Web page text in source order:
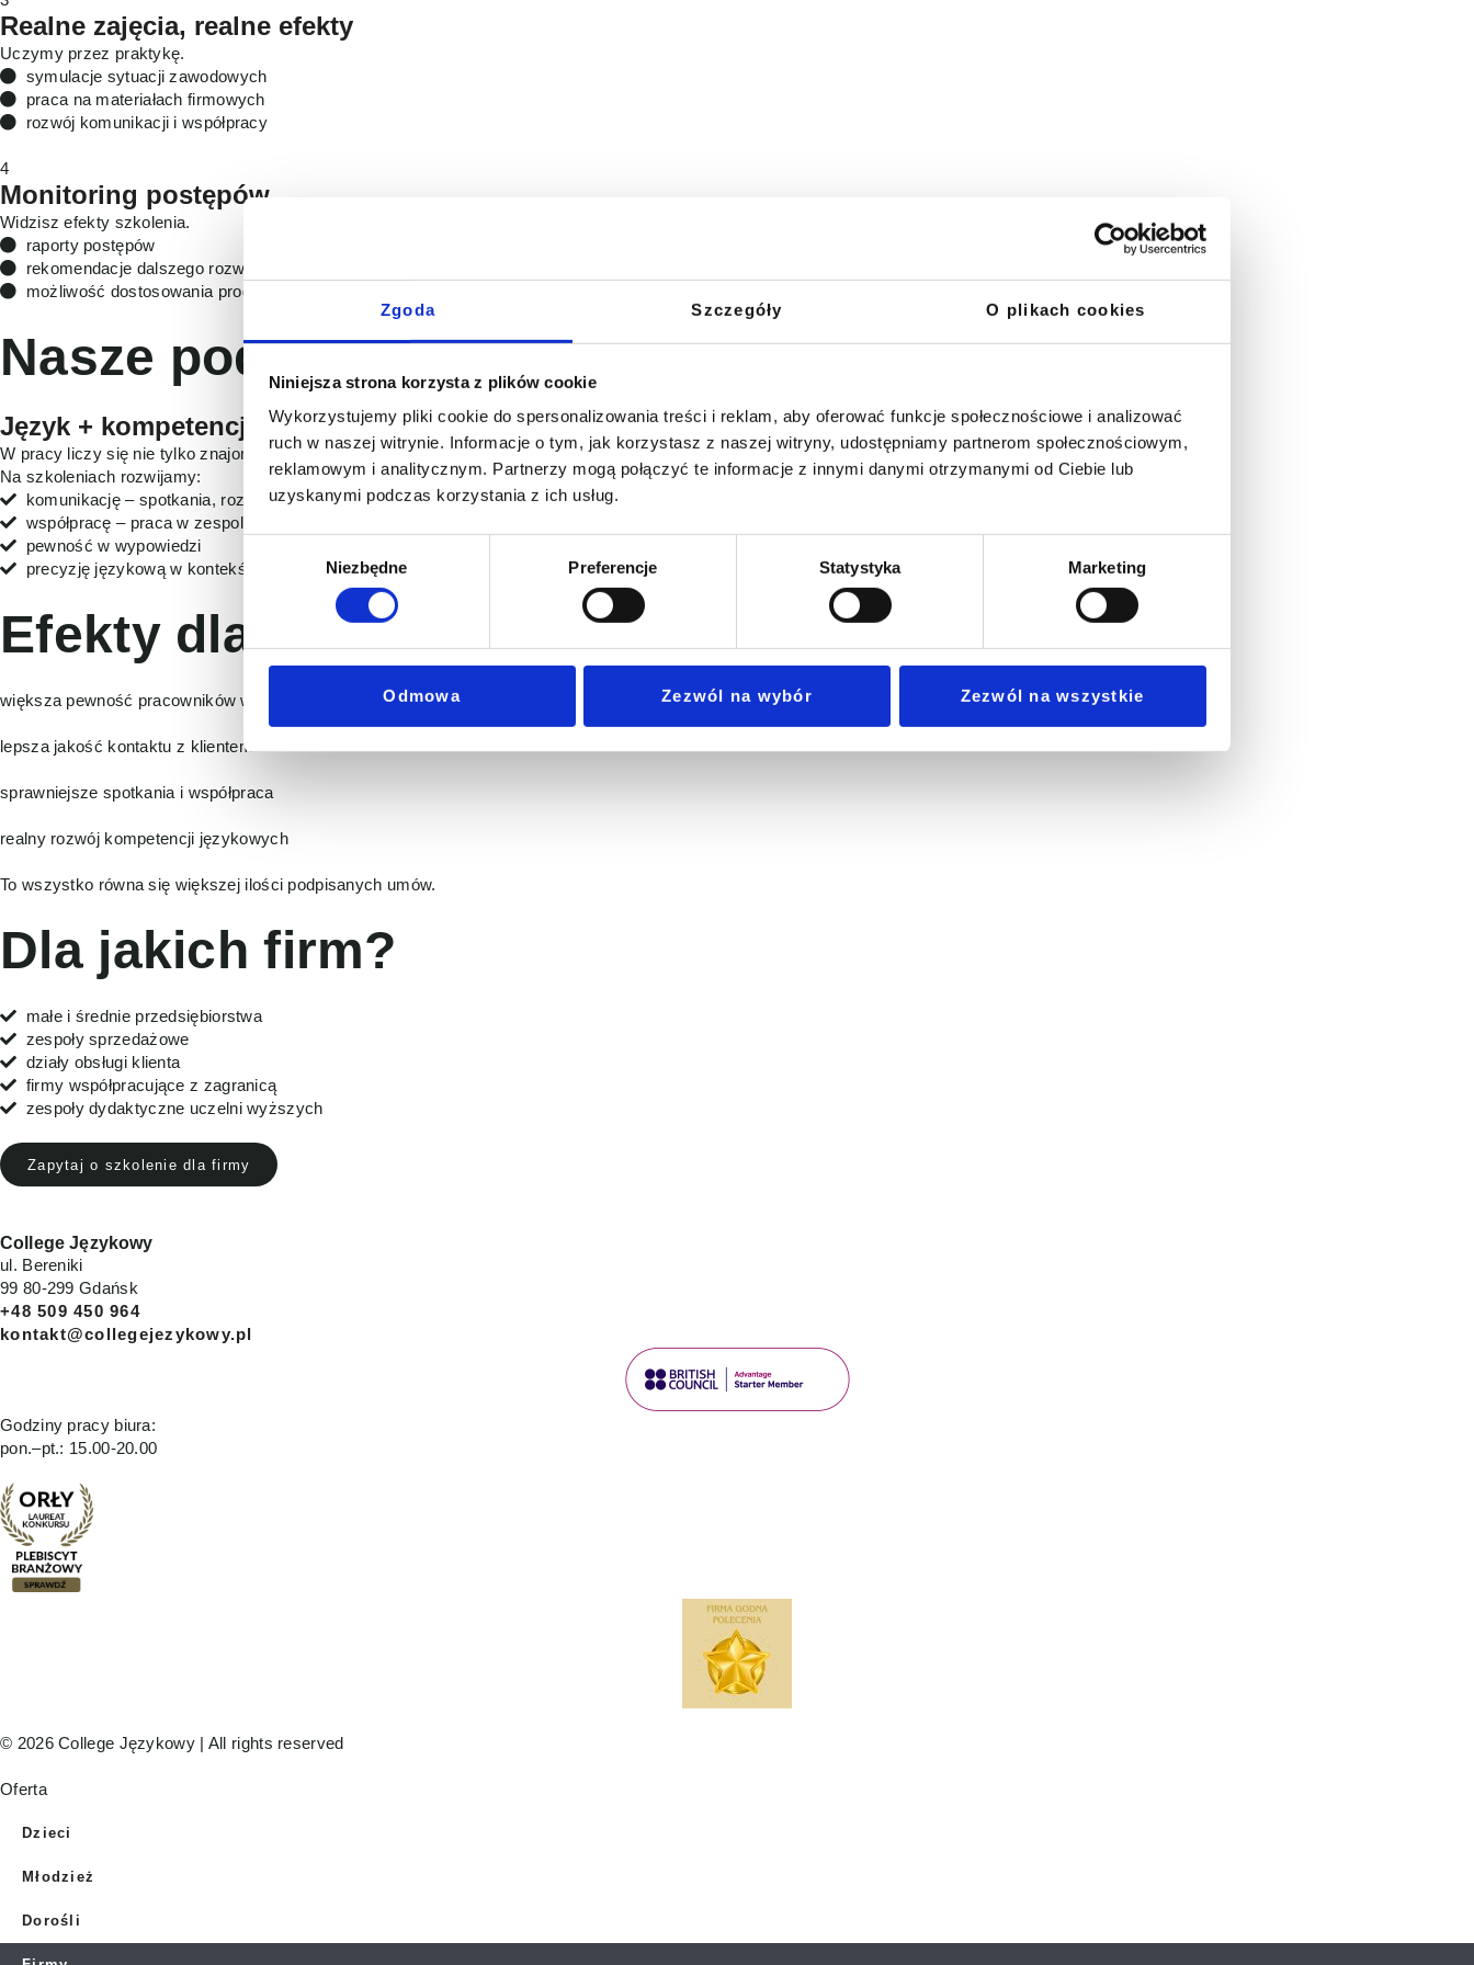
Zgoda Szczegóły O plikach cookies
Niniejsza strona korzysta z plików cookie
Wykorzystujemy pliki cookie do spersonalizowania treści i reklam, aby oferować funkcje społecznościowe i analizować
ruch w naszej witrynie. Informacje o tym, jak korzystasz z naszej witryny, udostępniamy partnerom społecznościowym,
reklamowym i analitycznym. Partnerzy mogą połączyć te informacje z innymi danymi otrzymanymi od Ciebie lub
uzyskanymi podczas korzystania z ich usług.
zgody
Niezbędne Preferencje Statystyka Marketing
Odmowa Zezwól na wybór Zezwól na wszystkie
Realne zajęcia, realne efekty
Uczymy przez praktykę.
symulacje sytuacji zawodowych
praca na materiałach firmowych
rozwój komunikacji i współpracy
4
Monitoring postępów
Widzisz efekty szkolenia.
raporty postępów
rekomendacje dalszego rozwoju
możliwość dostosowania programu
Nasze podejście
Język + kompetencje biznesowe
W pracy liczy się nie tylko znajomość języka, ale umiejętność jego wykorzystania.
Na szkoleniach rozwijamy:
komunikację – spotkania, rozmowy, prezentacje
współpracę – praca w zespole międzynarodowym
pewność w wypowiedzi
precyzję językową w kontekście zawodowym
Efekty dla firmy
większa pewność pracowników w komunikacji
lepsza jakość kontaktu z klientem
sprawniejsze spotkania i współpraca
realny rozwój kompetencji językowych
To wszystko równa się większej ilości podpisanych umów.
Dla jakich firm?
małe i średnie przedsiębiorstwa
zespoły sprzedażowe
działy obsługi klienta
firmy współpracujące z zagranicą
zespoły dydaktyczne uczelni wyższych
Zapytaj o szkolenie dla firmy
College Językowy
ul. Bereniki
99 80-299 Gdańsk
+48 509 450 964
kontakt@collegejezykowy.pl
Godziny pracy biura:
pon.–pt.: 15.00-20.00
© 2026 College Językowy | All rights reserved
Oferta
Dzieci
Młodzież
Dorośli